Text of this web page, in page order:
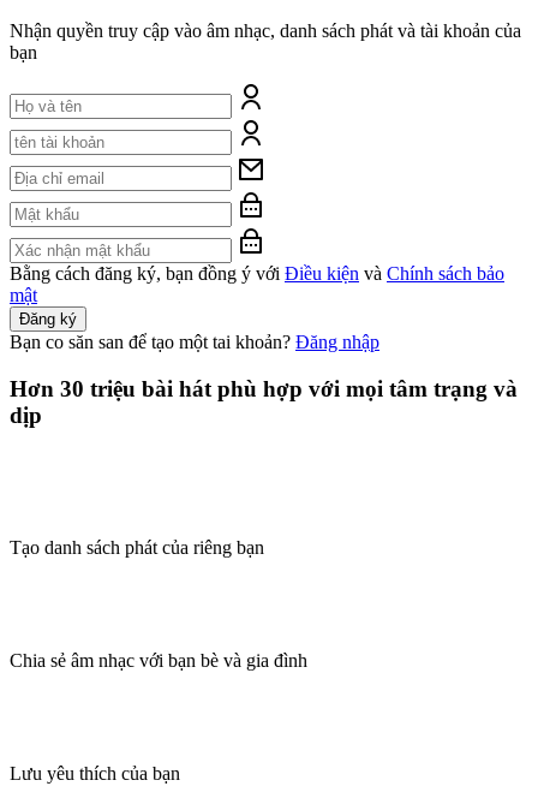
Nhận quyền truy cập vào âm nhạc, danh sách phát và tài khoản của
bạn
Bằng cách đăng ký, bạn đồng ý với Điều kiện và Chính sách bảo
mật
Đăng ký
Bạn co săn san để tạo một tai khoản? Đăng nhập
Hơn 30 triệu bài hát phù hợp với mọi tâm trạng và
dịp
Tạo danh sách phát của riêng bạn
Chia sẻ âm nhạc với bạn bè và gia đình
Lưu yêu thích của bạn